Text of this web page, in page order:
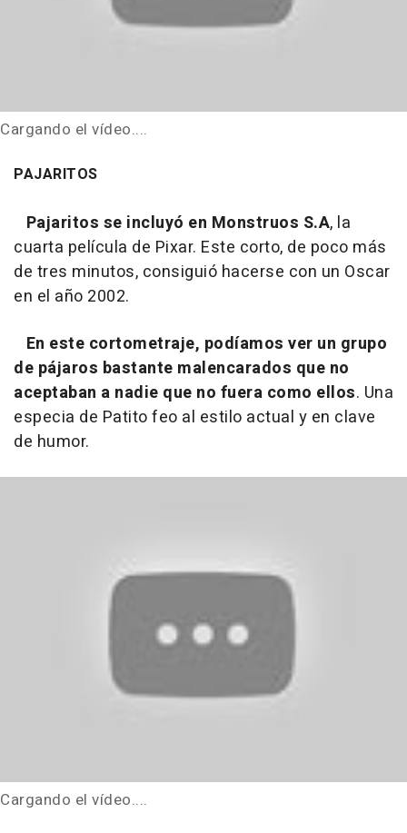
Cargando el vídeo....
PAJARITOS
Pajaritos se incluyó en Monstruos S.A, la
cuarta película de Pixar. Este corto, de poco más
de tres minutos, consiguió hacerse con un Oscar
en el año 2002.
En este cortometraje, podíamos ver un grupo
de pájaros bastante malencarados que no
aceptaban a nadie que no fuera como ellos. Una
especia de Patito feo al estilo actual y en clave
de humor.
Cargando el vídeo....